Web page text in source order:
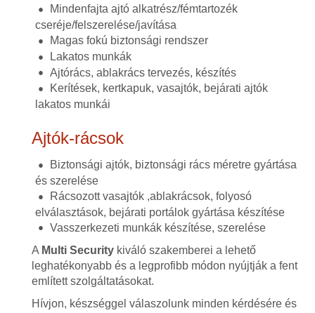
Mindenfajta ajtó alkatrész/fémtartozék
cseréje/felszerelése/javítása
Magas fokú biztonsági rendszer
Lakatos munkák
Ajtórács, ablakrács tervezés, készítés
Kerítések, kertkapuk, vasajtók, bejárati ajtók
lakatos munkái
Ajtók-rácsok
Biztonsági ajtók, biztonsági rács méretre gyártása
és szerelése
Rácsozott vasajtók ,ablakrácsok, folyosó
elválasztások, bejárati portálok gyártása készítése
Vasszerkezeti munkák készítése, szerelése
A Multi Securitykiváló szakemberei a lehető
leghatékonyabb és a legprofibb módon nyújtják a fent
említett szolgáltatásokat.
Hívjon, készséggel válaszolunk minden kérdésére és